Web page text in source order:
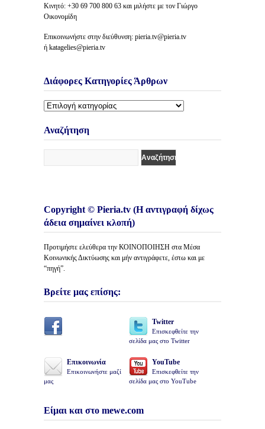
Κινητό: +30 69 700 800 63 και μιλήστε με τον Γιώργο
Οικονομίδη
Επικοινωνήστε στην διεύθυνση: pieria.tv@pieria.tv
ή katagelies@pieria.tv
Διάφορες Κατηγορίες Άρθρων
Διάφορες
Άρθρων
Αναζήτηση
Copyright © Pieria.tv (Η αντιγραφή δίχως
άδεια σημαίνει κλοπή)
Προτιμήστε ελεύθερα την ΚΟΙΝΟΠΟΙΗΣΗ στα Μέσα
Κοινωνικής Δικτύωσης και μήν αντιγράφετε, έστω και με
“πηγή”.
Βρείτε μας επίσης:
Twitter
Επισκεφθείτε την
σελίδα μας στο Twitter
Επικοινωνία
Επικοινωνήστε μαζί
μας
YouTube
Επισκεφθείτε την
σελίδα μας στο YouTube
Είμαι και στο mewe.com